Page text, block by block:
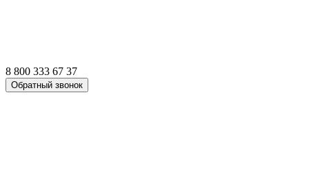
8 800 333 67 37
Обратный звонок